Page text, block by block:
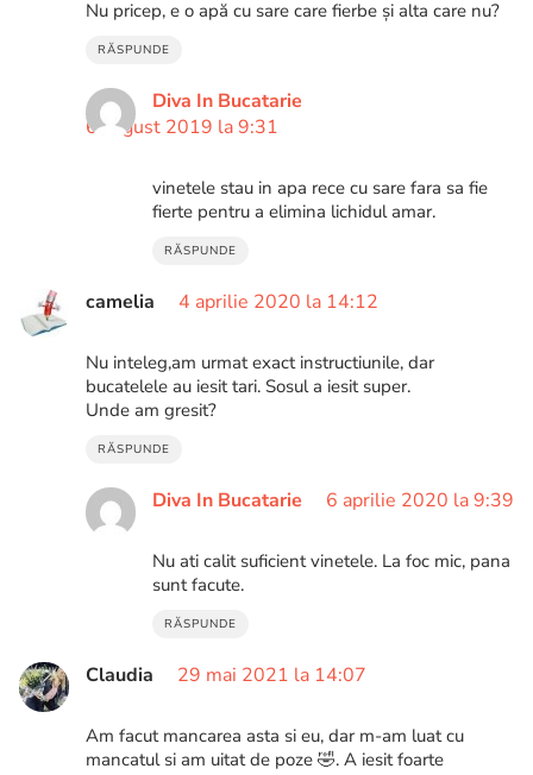
Nu pricep, e o apă cu sare care fierbe și alta care nu?
RĂSPUNDE
Diva In Bucatarie
6 august 2019 la 9:31
vinetele stau in apa rece cu sare fara sa fie
fierte pentru a elimina lichidul amar.
RĂSPUNDE
camelia 4 aprilie 2020 la 14:12
Nu inteleg,am urmat exact instructiunile, dar
bucatelele au iesit tari. Sosul a iesit super.
Unde am gresit?
RĂSPUNDE
Diva In Bucatarie 6 aprilie 2020 la 9:39
Nu ati calit suficient vinetele. La foc mic, pana
sunt facute.
RĂSPUNDE
Claudia 29 mai 2021 la 14:07
Am facut mancarea asta si eu, dar m-am luat cu
mancatul si am uitat de poze 🤣. A iesit foarte